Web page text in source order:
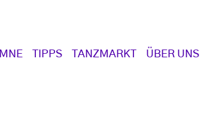
TIPPS TANZMARKT ÜBER UNS